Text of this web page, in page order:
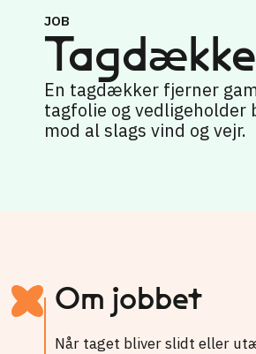
JOB
En tagdækker fjerner
tagfolie og vedligeholder
mod al slags vind og vejr.
Om jobbet
Når taget bliver slidt eller